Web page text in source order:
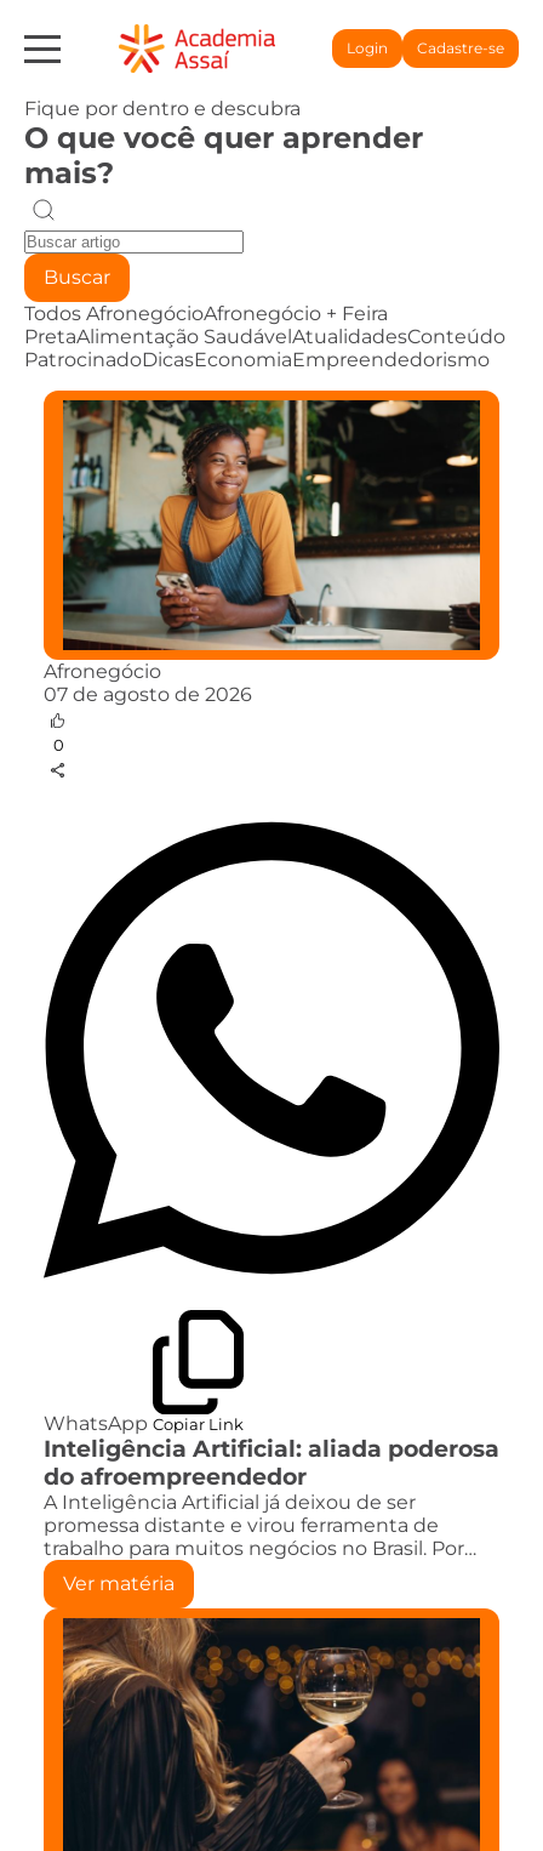
Login Cadastre-se
Fique por dentro e descubra
O que você quer aprender
mais?
Buscar
Todos AfronegócioAfronegócio + Feira
PretaAlimentação SaudávelAtualidadesConteúdo
PatrocinadoDicasEconomiaEmpreendedorismo
Afronegócio
07 de agosto de 2026
0
WhatsApp Copiar Link
Inteligência Artificial: aliada poderosa
do afroempreendedor
A Inteligência Artificial já deixou de ser
promessa distante e virou ferramenta de
trabalho para muitos negócios no Brasil. Por…
Ver matéria